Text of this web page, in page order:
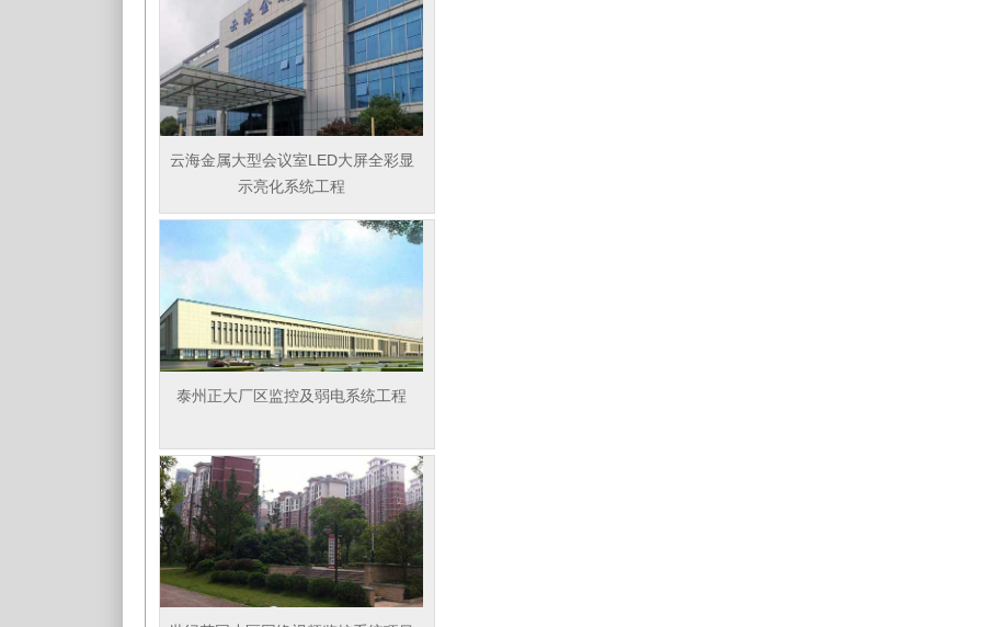
云海金属大型会议室LED大屏全彩显
示亮化系统工程
泰州正大厂区监控及弱电系统工程